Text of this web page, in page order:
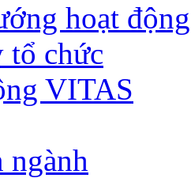
hoạt động
tổ chức
VITAS
ngành